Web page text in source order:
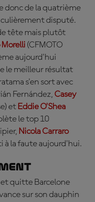
donc de la quatrième
disputé.
tête mais plutôt
Morelli (CFMOTO
aujourd'hui
le meilleur résultat
s'en sort avec
Fernández, Casey
et Eddie O'Shea
le top 10
Nicola Carraro
à la faute aujourd'hui.
quitte Barcelone
sur son dauphin